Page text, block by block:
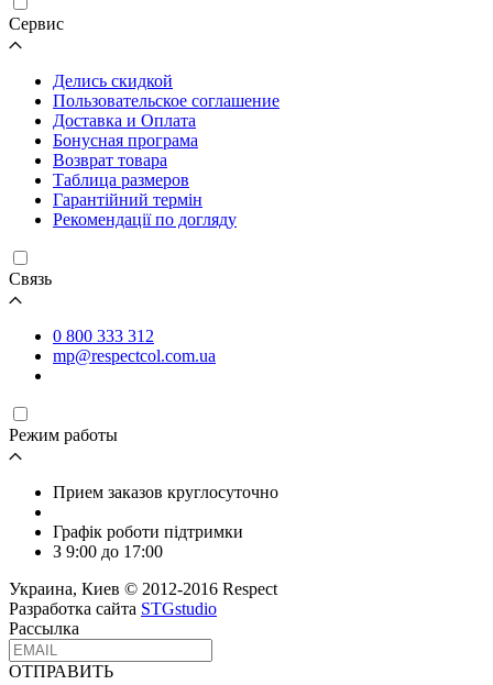
Cервис
Делись скидкой
Пользовательское соглашение
Доставка и Оплата
Бонусная програма
Возврат товара
Таблица размеров
Гарантійний термін
Рекомендації по догляду
Связь
0 800 333 312
mp@respectcol.com.ua
Режим работы
Прием заказов круглосуточно
Графік роботи підтримки
З 9:00 до 17:00
Украина, Киев © 2012-2016 Respect
Разработка сайта STGstudio
Рассылка
ОТПРАВИТЬ